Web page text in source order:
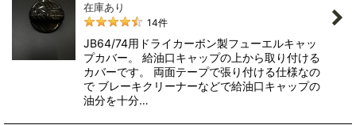
在庫あり
14件
JB64/74用ドライカーボン製フューエルキャッ
プカバー。 給油口キャップの上から取り付ける
カバーです。 両面テープで張り付ける仕様なの
で ブレーキクリーナーなどで給油口キャップの
油分を十分…